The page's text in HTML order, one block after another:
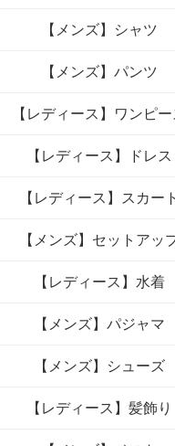
【メンズ】シャツ
【メンズ】パンツ
【レディース】ワンピー
【レディース】ドレス
【レディース】スカート
【メンズ】セットアッ
【レディース】水着
【メンズ】パジャマ
【メンズ】シューズ
【レディース】髪飾り